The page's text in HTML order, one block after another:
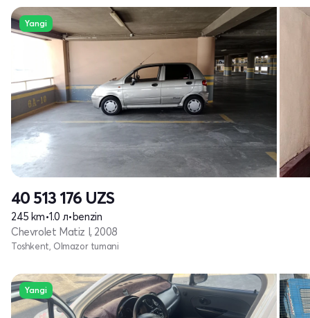
Yangi
40 513 176 UZS
245 km•1.0 л•benzin
Chevrolet Matiz I, 2008
Toshkent, Olmazor tumani
Yangi